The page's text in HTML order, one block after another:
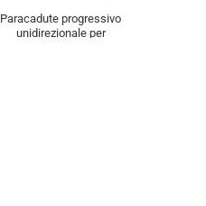
Paracadute progressivo
unidirezionale per